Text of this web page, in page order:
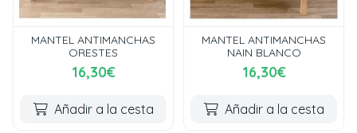
MANTEL ANTIMANCHAS
ORESTES
16,30€
Añadir a la cesta
MANTEL ANTIMANCHAS
NAIN BLANCO
16,30€
Añadir a la cesta